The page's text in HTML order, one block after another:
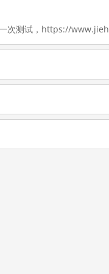
次测试，https://